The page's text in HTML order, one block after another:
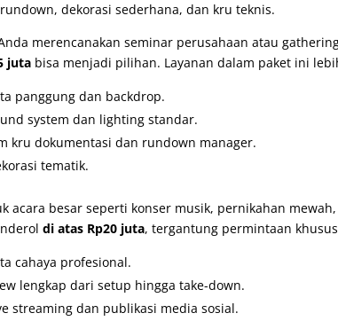
dekorasi sederhana, dan kru teknis.
merencanakan seminar perusahaan atau
juta bisa menjadi pilihan. Layanan dalam paket ini
panggung dan backdrop.
system dan lighting standar.
kru dokumentasi dan rundown manager.
tematik.
acara besar seperti konser musik, pernikahan
di atas Rp20 juta, tergantung permintaan
cahaya profesional.
lengkap dari setup hingga take-down.
streaming dan publikasi media sosial.